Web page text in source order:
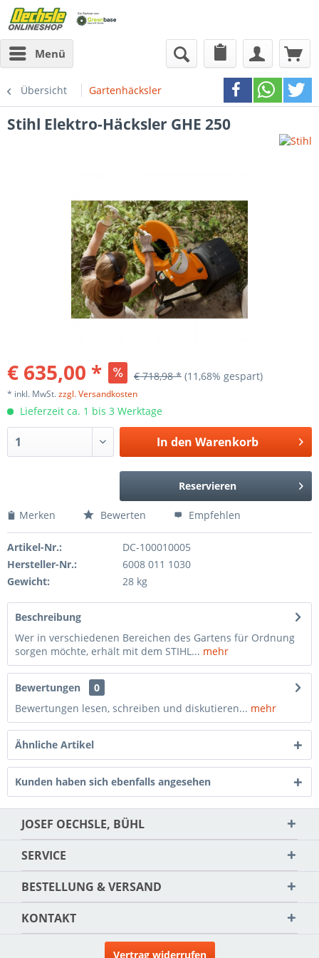
Menü
Übersicht Gartenhäcksler
Stihl Elektro-Häcksler GHE 250
€ 635,00 * € 718,98 * (11,68% gespart)
* inkl. MwSt.zzgl. Versandkosten
Lieferzeit ca. 1 bis 3 Werktage
In den Warenkorb
Reservieren
Merken Bewerten Empfehlen
Artikel-Nr.:
DC-100010005
Hersteller-Nr.:
6008 011 1030
Gewicht:
28 kg
Beschreibung
Wer in verschiedenen Bereichen des Gartens für Ordnung
sorgen möchte, erhält mit dem STIHL... mehr
Bewertungen
0
Bewertungen lesen, schreiben und diskutieren... mehr
Ähnliche Artikel
Kunden haben sich ebenfalls angesehen
JOSEF OECHSLE, BÜHL
SERVICE
BESTELLUNG & VERSAND
KONTAKT
Vertrag widerrufen